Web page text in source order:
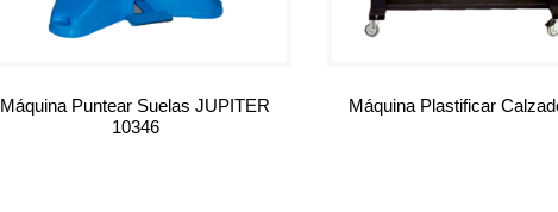
Máquina Puntear Suelas JUPITER
10346
Máquina Plastificar